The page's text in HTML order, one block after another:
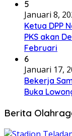
5
Januari 8,
Ketua DPP
PKS akan
Februari
6
Januari 17,
Bekerja
Buka
Berita